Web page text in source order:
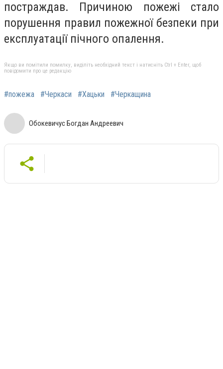
постраждав. Причиною пожежі стало
порушення правил пожежної безпеки при
експлуатації пічного опалення.
Якщо ви помітили помилку, виділіть необхідний текст і натисніть Ctrl + Enter, щоб
повідомити про це редакцію
#пожежа #Черкаси #Хацьки #Черкащина
Обокевичус Богдан Андреевич